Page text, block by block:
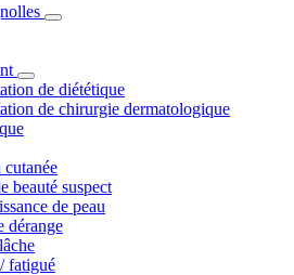
de diététique
de chirurgie dermatologique
cutanée
beauté suspect
de peau
dérange
fatigué